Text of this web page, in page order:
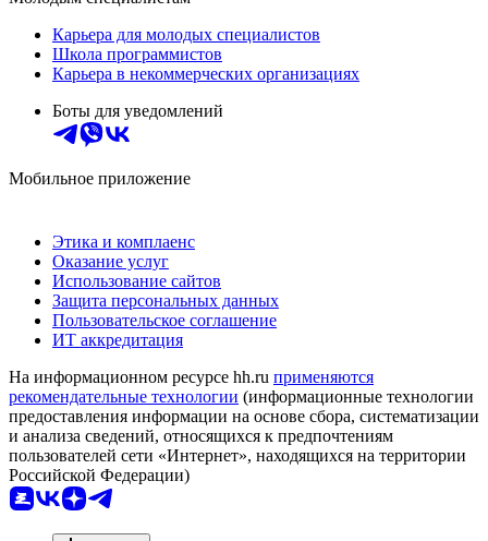
Карьера для молодых специалистов
Школа программистов
Карьера в некоммерческих организациях
Боты для уведомлений
Мобильное приложение
Этика и комплаенс
Оказание услуг
Использование сайтов
Защита персональных данных
Пользовательское соглашение
ИТ аккредитация
На информационном ресурсе hh.ru применяются
рекомендательные технологии (информационные технологии
предоставления информации на основе сбора, систематизации
и анализа сведений, относящихся к предпочтениям
пользователей сети «Интернет», находящихся на территории
Российской Федерации)